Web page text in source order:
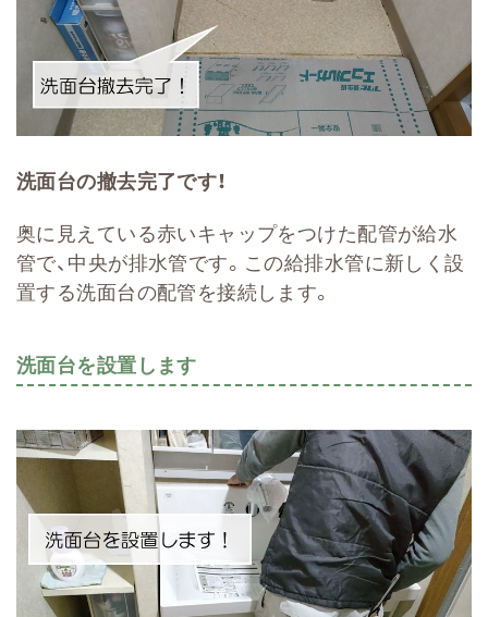
洗面台の撤去完了です！
奥に見えている赤いキャップをつけた配管が給水
管で、中央が排水管です。この給排水管に新しく設
置する洗面台の配管を接続します。
洗面台を設置します